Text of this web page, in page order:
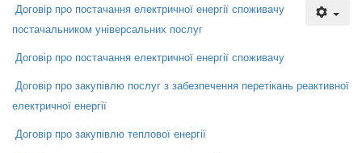
Договір про постачання електричної енергії споживачу
постачальником універсальних послуг
Договір про постачання електричної енергії споживачу
Договір про закупівлю послуг з забезпечення перетікань реактивної
електричної енергії
Договір про закупівлю теплової енергії